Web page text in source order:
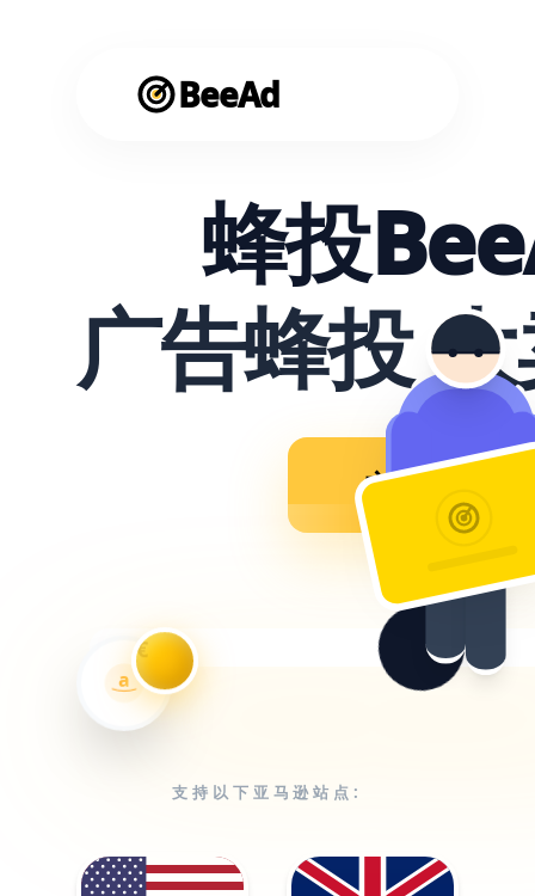
BeeAd
蜂投
广告蜂投
立即使用
a
€
支持以下亚马逊站点: